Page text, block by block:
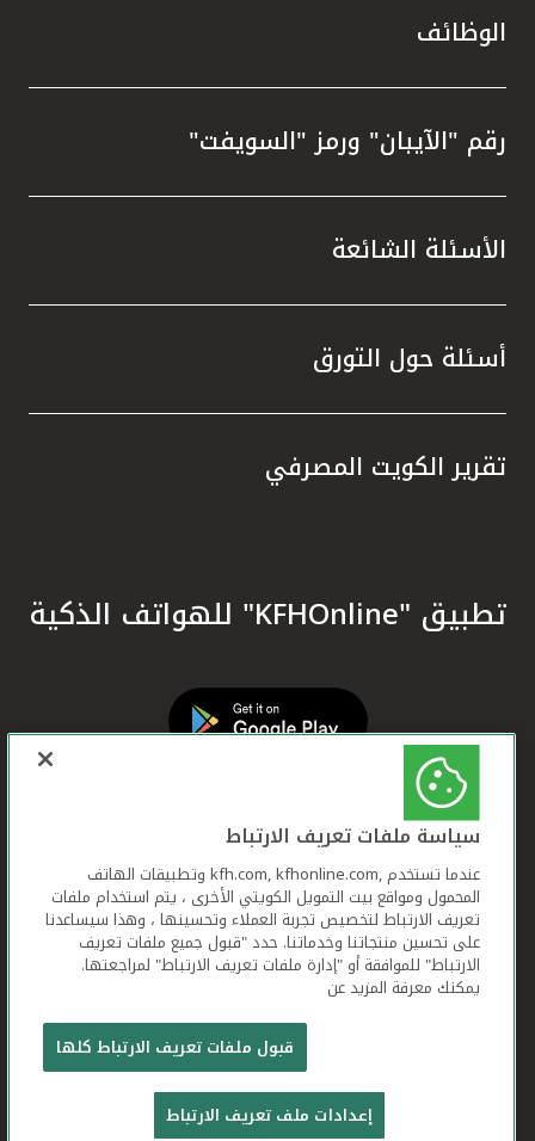
الوظائف
رقم "الآيبان" ورمز "السويفت"
الأسئلة الشائعة
أسئلة حول التورق
تقرير الكويت المصرفي
تطبيق "KFHOnline" للهواتف الذكية
بيت التمويل الكويتي جميع الحقوق محفوظة © 2025
شروط وأحكام استخدام الموقع الإلكتروني
تعريف الارتباط بيان الخصوصية
سياسة ملفات تعريف الارتباط
عندما تستخدم ,kfh.com, kfhonline.com وتطبيقات الهاتف
المحمول ومواقع بيت التمويل الكويتي الأخرى ، يتم استخدام ملفات
تعريف الارتباط لتخصيص تجربة العملاء وتحسينها ، وهذا سيساعدنا
على تحسين منتجاتنا وخدماتنا. حدد "قبول جميع ملفات تعريف
الارتباط" للموافقة أو "إدارة ملفات تعريف الارتباط" لمراجعتها.
يمكنك معرفة المزيد عن
قبول ملفات تعريف الارتباط كلها
إعدادات ملف تعريف الارتباط